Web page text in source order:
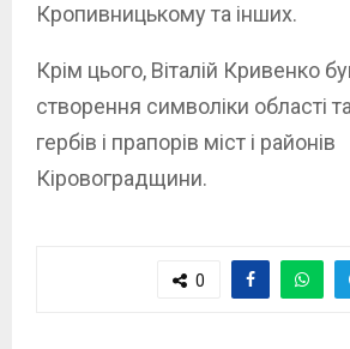
Кропивницькому та інших.
Крім цього, Віталій Кривенко
створення символіки області
гербів і прапорів міст і районів
Кіровоградщини.
0